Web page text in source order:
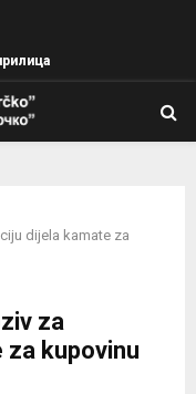
dijela kamate za
za
za kupovinu